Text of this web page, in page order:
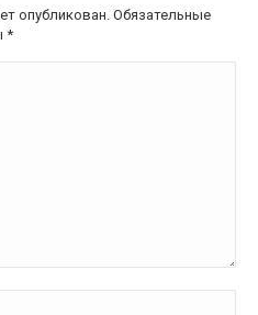
опубликован. Обязательные
*